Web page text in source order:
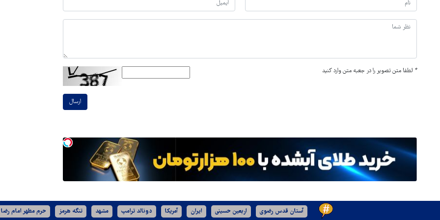
* لطفا متن تصویر را در جعبه متن وارد کنید
ارسال
آستان قدس رضوی اربعین حسینی ایران آمریکا دونالد ترامپ مشهد تنگه هرمز حرم مطهر امام